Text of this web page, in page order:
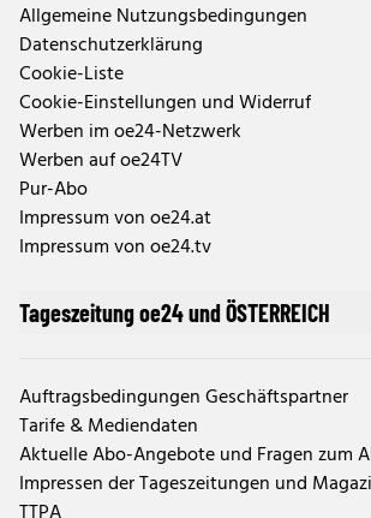
Allgemeine Nutzungsbedingungen
Datenschutzerklärung
Cookie-Liste
Cookie-Einstellungen und Widerruf
Werben im oe24-Netzwerk
Werben auf oe24TV
Pur-Abo
Impressum von oe24.at
Impressum von oe24.tv
Tageszeitung oe24 und ÖSTERREICH
Auftragsbedingungen Geschäftspartner
Tarife & Mediendaten
Aktuelle Abo-Angebote und Fragen zum
Impressen der Tageszeitungen und